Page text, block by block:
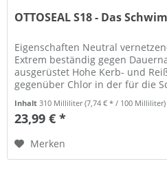
OTTOSEAL S18 - Das
Eigenschaften Neutral
Extrem beständig gegen
ausgerüstet Hohe Kerb- und
gegenüber Chlor in der für die
Inhalt310 Milliliter(7,74 € * / 100 Milliliter)
23,99 € *
Merken